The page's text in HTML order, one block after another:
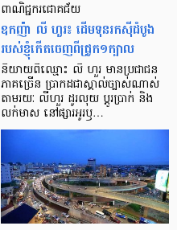
ពាណិជ្ជករជោគជ័យ
ឧកញ៉ា លី ហួរ៖ ដើមទុនរកស៊ីដំបូង
របស់ខ្ញុំកើតចេញពីជ្រូក១ក្បាល
និយាយ​ពី​ឈ្មោះ លី ហួរ មាន​ប្រជាជន​
ភាគ​ច្រើន ប្រាកដ​ជា​ស្គាល់​ច្បាស់​ណាស់
តាមរយៈ លីហួរ ដូរ​លុយ ប្តូរ​បា្រក់ និង​
លក់​មាស នៅ​ផ្សារ​អូរ​ឫ…